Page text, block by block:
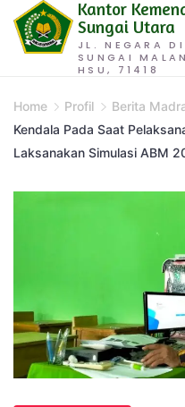
Skip
JL. NEGARA
SUNGAI
HSU, 71418
Kantor
Sungai Utara
Home Profil Berita
Kendala Pada Saat
Laksanakan Simulasi ABM